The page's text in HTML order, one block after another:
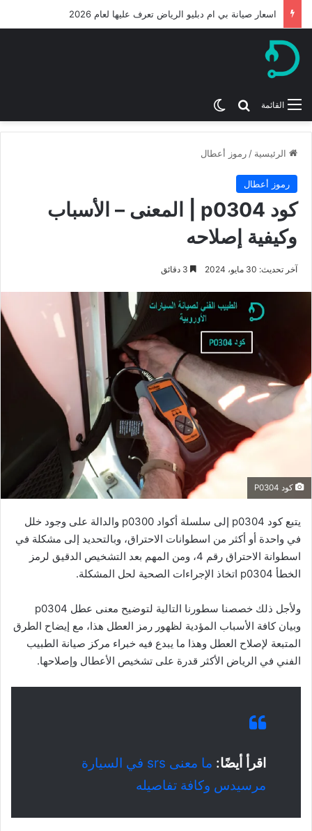
اسعار صيانة بي ام دبليو الرياض تعرف عليها لعام 2026
القائمة بحث عن
الرئيسية / رموز أعطال
رموز أعطال
كود p0304 | المعنى – الأسباب
وكيفية إصلاحه
آخر تحديث: 30 مايو، 2024
كود P0304
يتبع كود p0304 إلى سلسلة أكواد p0300 والدالة على وجود خلل
في واحدة أو أكثر من اسطوانات الاحتراق، وبالتحديد إلى مشكلة في
اسطوانة الاحتراق رقم 4، ومن المهم بعد التشخيص الدقيق لرمز
الخطأ p0304 اتخاذ الإجراءات الصحية لحل المشكلة.
ولأجل ذلك خصصنا سطورنا التالية لتوضيح معنى عطل p0304
وبيان كافة الأسباب المؤدية لظهور رمز العطل هذا، مع إيضاح الطرق
المتبعة لإصلاح العطل وهذا ما يبدع فيه خبراء مركز صيانة الطبيب
الفني في الرياض الأكثر قدرة على تشخيص الأعطال وإصلاحها.
اقرأ أيضًا:
ما معنى srs في السيارة
مرسيدس وكافة تفاصيله